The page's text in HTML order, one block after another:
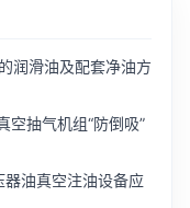
润滑油及配套净油方
空抽气机组“防倒吸”
油真空注油设备应